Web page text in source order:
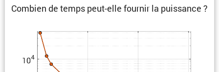
Combien de temps peut-elle fournir la puissance ?